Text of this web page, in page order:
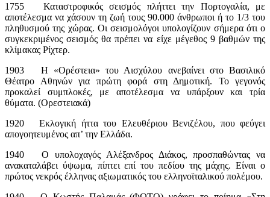
1755 Καταστροφικός σεισμός πλήττει την Πορτογαλία, με
αποτέλεσμα να χάσουν τη ζωή τους 90.000 άνθρωποι ή το 1/3 του
πληθυσμού της χώρας. Οι σεισμολόγοι υπολογίζουν σήμερα ότι ο
συγκεκριμένος σεισμός θα πρέπει να είχε μέγεθος 9 βαθμών της
κλίμακας Ρίχτερ.
1903 Η «Ορέστεια» του Αισχύλου ανεβαίνει στο Βασιλικό
Θέατρο Αθηνών για πρώτη φορά στη Δημοτική. Το γεγονός
προκαλεί συμπλοκές, με αποτέλεσμα να υπάρξουν και τρία
θύματα. (Ορεστειακά)
1920 Εκλογική ήττα του Ελευθέριου Βενιζέλου, που φεύγει
απογοητευμένος απ’ την Ελλάδα.
1940 Ο υπολοχαγός Αλέξανδρος Διάκος, προσπαθώντας να
ανακαταλάβει ύψωμα, πίπτει επί του πεδίου της μάχης. Είναι ο
πρώτος νεκρός έλληνας αξιωματικός του ελληνοϊταλικού πολέμου.